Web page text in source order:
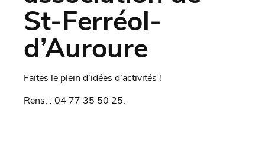
St-Ferréol-
d’Auroure
Faites le plein d’idées d’activités !
Rens. : 04 77 35 50 25.